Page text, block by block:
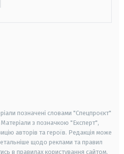
позначені словами "Спецпроєкт"
з позначкою "Експерт",
авторів та героїв. Редакція може
щодо реклами та правил
в правилах користування сайтом.